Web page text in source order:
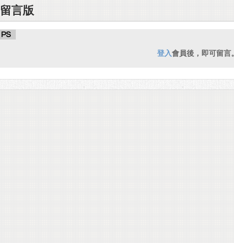
留言版
PS
登入會員後，即可留言